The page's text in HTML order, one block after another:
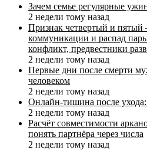
Зачем семье регулярные
2 недели тому назад
Признак четвертый и пятый
коммуникации и распад
конфликт, предвестники
2 недели тому назад
Первые дни после смерти
человеком
2 недели тому назад
Онлайн-тишина после ухода:
2 недели тому назад
Расчёт совместимости
понять партнёра через числа
2 недели тому назад